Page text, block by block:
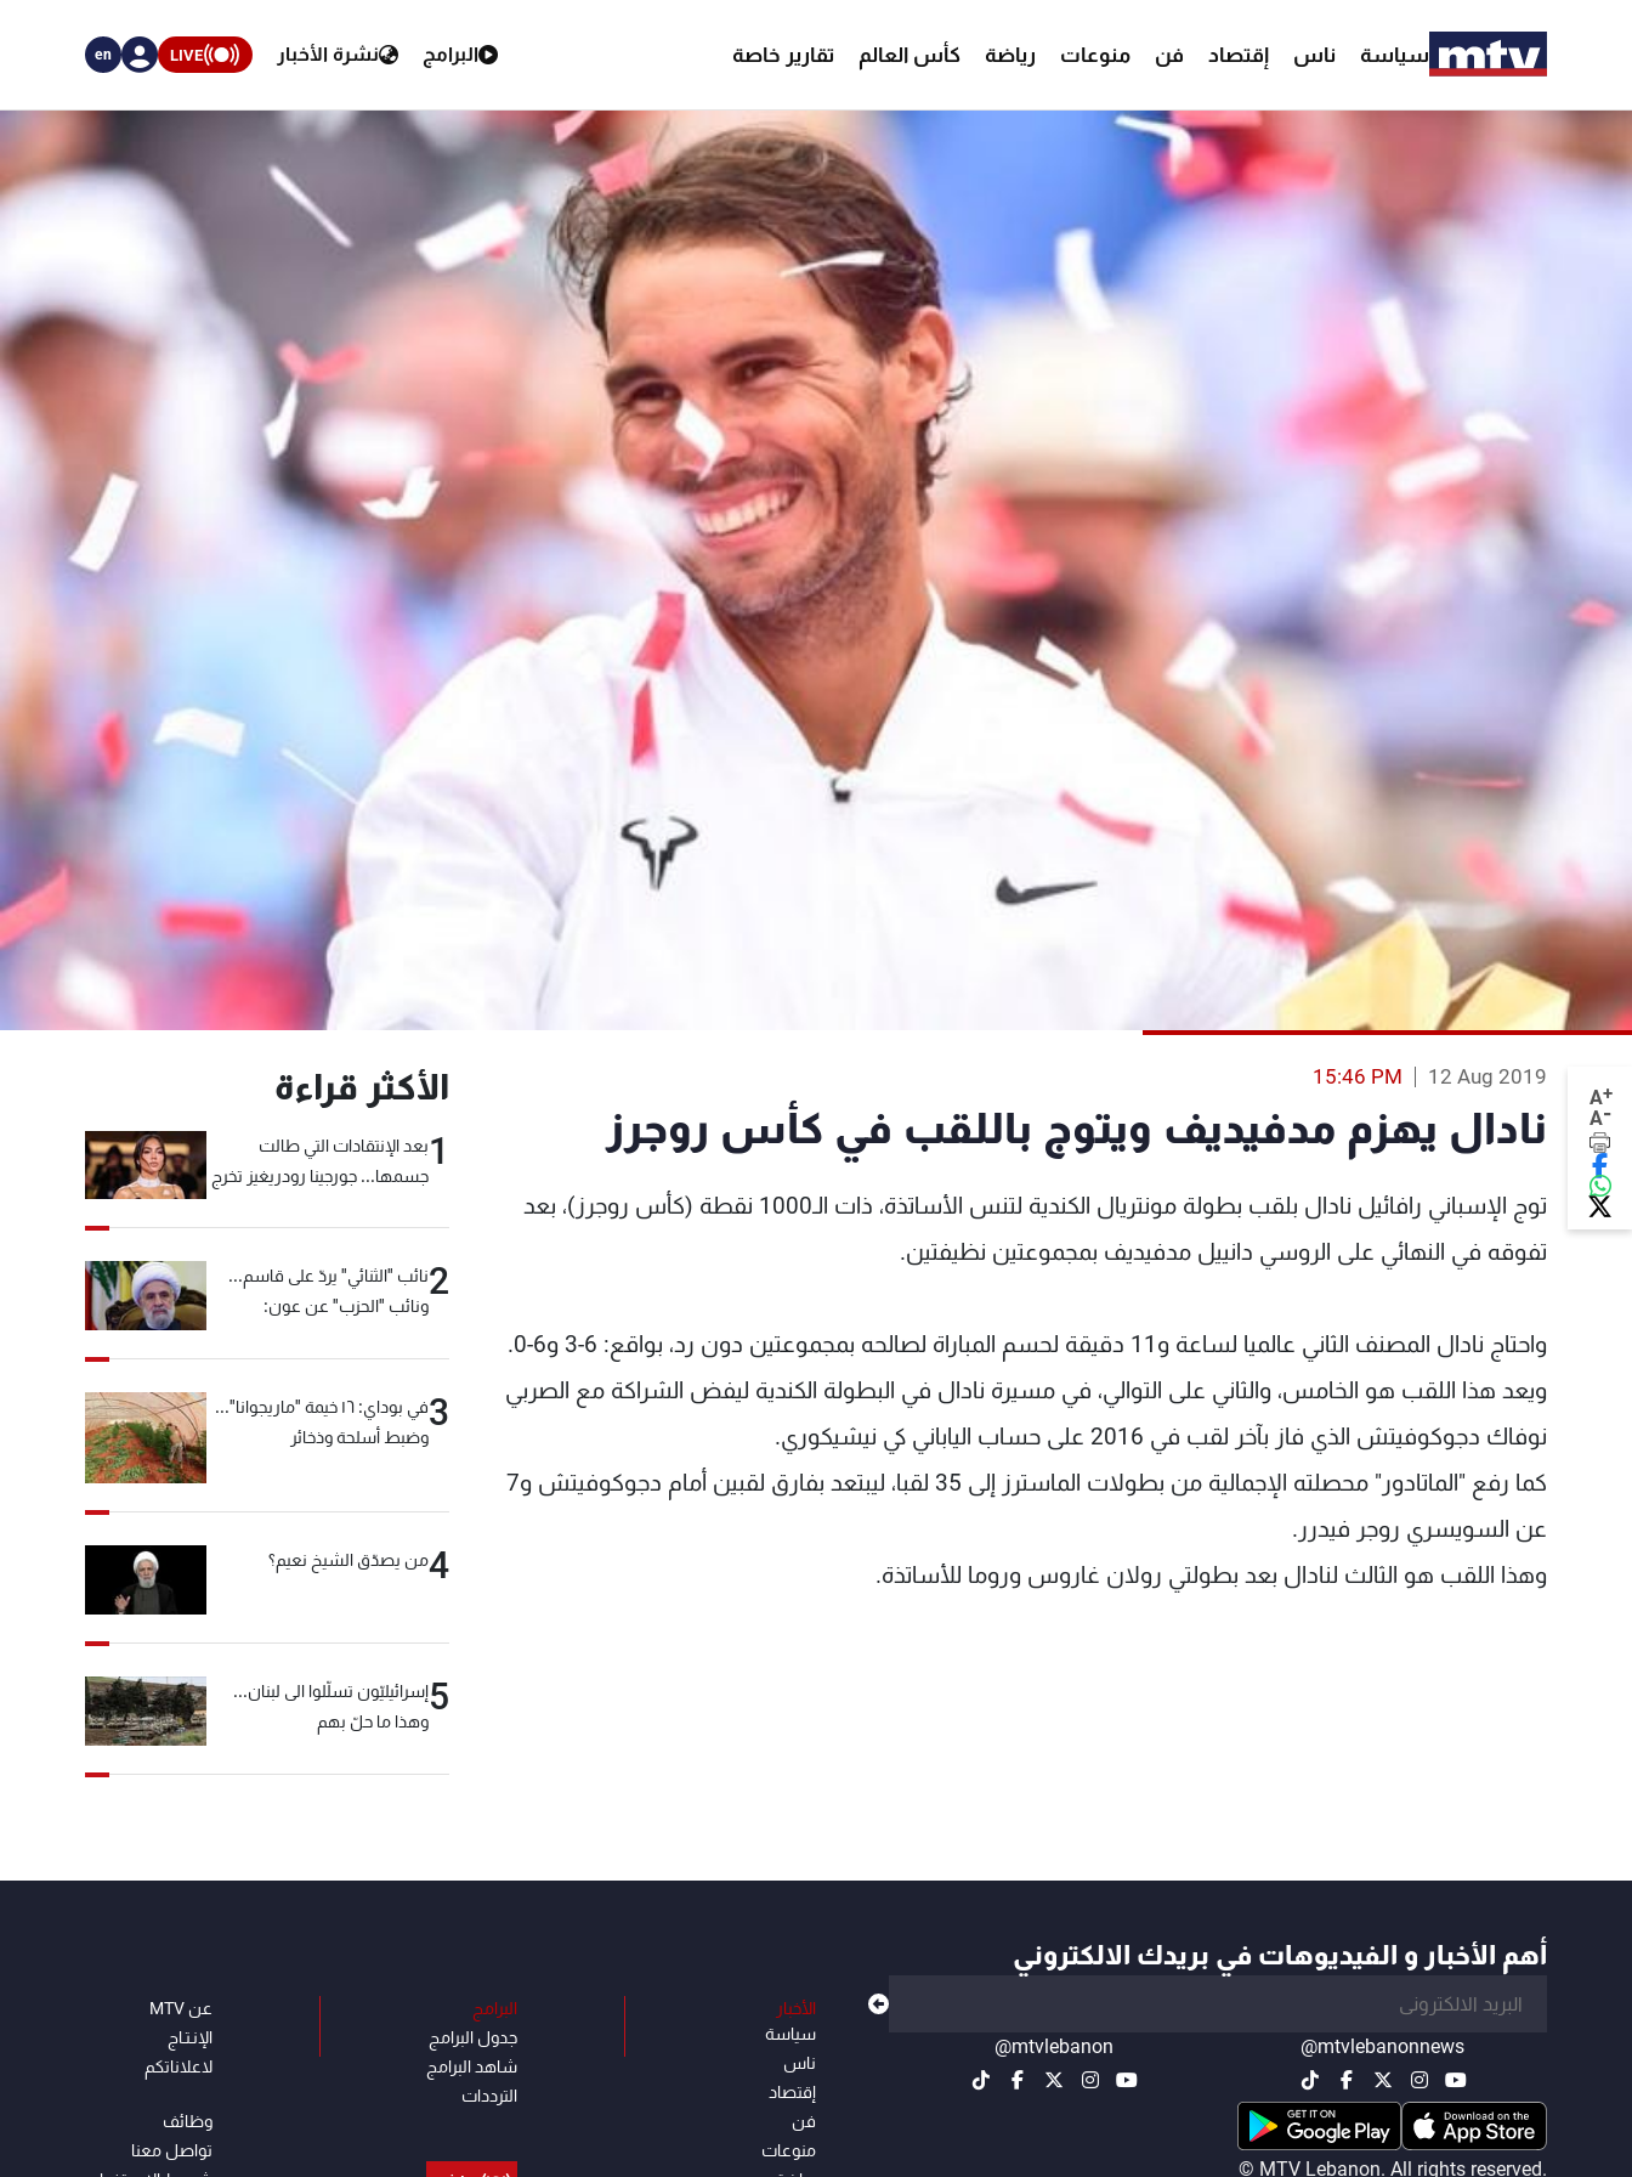
سياسة ناس إقتصاد فن منوعات رياضة كأس العالم تقارير خاصة البرامج نشرة الأخبار LIVE
en
A+
A-
12 Aug 2019
15:46 PM
نادال يهزم مدفيديف ويتوج باللقب في كأس روجرز
توج الإسباني رافائيل نادال بلقب بطولة مونتريال الكندية لتنس الأساتذة، ذات الـ1000 نقطة (كأس روجرز)، بعد
تفوقه في النهائي على الروسي دانييل مدفيديف بمجموعتين نظيفتين.
واحتاج نادال المصنف الثاني عالميا لساعة و11 دقيقة لحسم المباراة لصالحه بمجموعتين دون رد، بواقع: 6-3 و6-0.
ويعد هذا اللقب هو الخامس، والثاني على التوالي، في مسيرة نادال في البطولة الكندية ليفض الشراكة مع الصربي
نوفاك دجوكوفيتش الذي فاز بآخر لقب في 2016 على حساب الياباني كي نيشيكوري.
كما رفع "الماتادور" محصلته الإجمالية من بطولات الماسترز إلى 35 لقبا، ليبتعد بفارق لقبين أمام دجوكوفيتش و7
عن السويسري روجر فيدرر.
وهذا اللقب هو الثالث لنادال بعد بطولتي رولان غاروس وروما للأساتذة.
الأكثر قراءة
1بعد الإنتقادات التي طالت
جسمها... جورجينا رودريغيز تخرج
2نائب "الثنائي" يردّ على قاسم...
ونائب "الحزب" عن عون:
3
في بوداي: ١٦ خيمة "ماريجوانا"...
وضبط أسلحة وذخائر
4من يصدّق الشيخ نعيم؟
5إسرائيليّون تسلّلوا الى لبنان...
وهذا ما حلّ بهم
أهم الأخبار و الفيديوهات في بريدك الالكتروني
@mtvlebanonnews
@mtvlebanon
© MTV Lebanon. All rights reserved.
الأخبار
سياسة
ناس
إقتصاد
فن
منوعات
البرامج
جدول البرامج
شاهد البرامج
الترددات
عن MTV
الإنـتـاج
لاعلاناتكم
وظائف
تواصل معنا